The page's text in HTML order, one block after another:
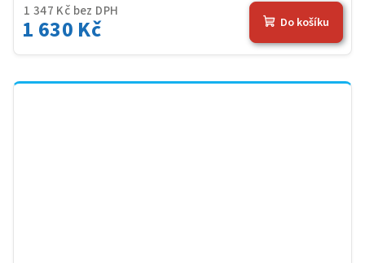
1 347 Kč bez DPH
1 630 Kč Do košíku